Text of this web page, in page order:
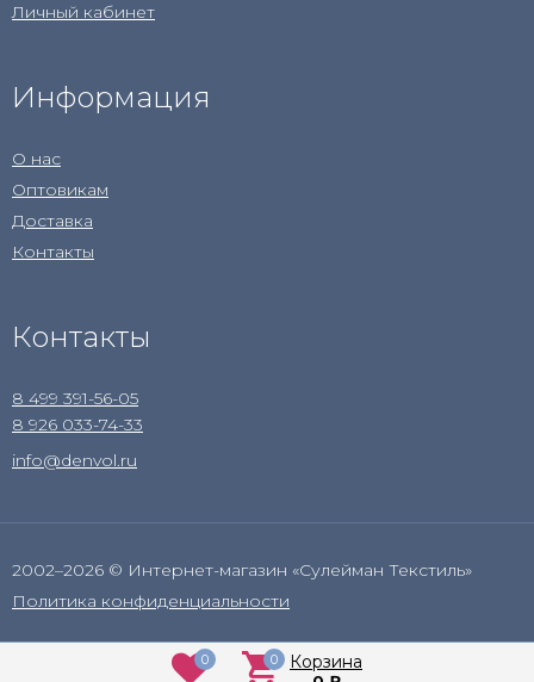
Личный кабинет
Информация
О нас
Оптовикам
Доставка
Контакты
Контакты
8 499 391-56-05
8 926 033-74-33
info@denvol.ru
2002–2026 © Интернет-магазин «Сулейман Текстиль»
Политика конфиденциальности
0 0 Корзина